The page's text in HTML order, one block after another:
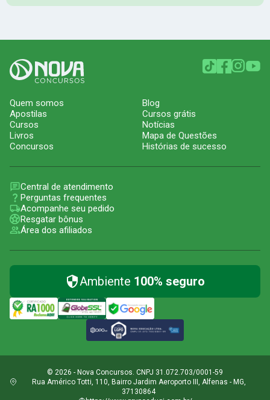
Quem somos
Apostilas
Cursos
Livros
Concursos
Blog
Cursos grátis
Notícias
Mapa de Questões
Histórias de sucesso
Central de atendimento
Perguntas frequentes
Acompanhe seu pedido
Resgatar bônus
Área dos afiliados
Ambiente 100% seguro
© 2026 - Nova Concursos. CNPJ 31.072.703/0001-59
Rua Américo Totti, 110, Bairro Jardim Aeroporto III, Alfenas - MG,
37130864